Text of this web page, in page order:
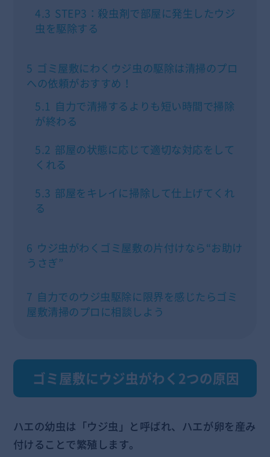
4.3 STEP3：殺虫剤で部屋に発生したウジ
虫を駆除する
5 ゴミ屋敷にわくウジ虫の駆除は清掃のプロ
への依頼がおすすめ！
5.1 自力で清掃するよりも短い時間で掃除
が終わる
5.2 部屋の状態に応じて適切な対応をして
くれる
5.3 部屋をキレイに掃除して仕上げてくれ
る
6 ウジ虫がわくゴミ屋敷の片付けなら“お助け
うさぎ”
7 自力でのウジ虫駆除に限界を感じたらゴミ
屋敷清掃のプロに相談しよう
ゴミ屋敷にウジ虫がわく2つの原因
ハエの幼虫は「ウジ虫」と呼ばれ、ハエが卵を産み
付けることで繁殖します。